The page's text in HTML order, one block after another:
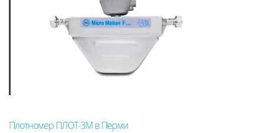
Плотномер ПЛОТ-3М в Перми